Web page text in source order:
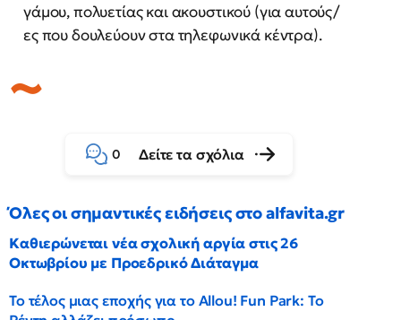
γάμου, πολυετίας και ακουστικού (για αυτούς/
ες που δουλεύουν στα τηλεφωνικά κέντρα).
0 Δείτε τα σχόλια
Όλες οι σημαντικές ειδήσεις στο alfavita.gr
Καθιερώνεται νέα σχολική αργία στις 26
Οκτωβρίου με Προεδρικό Διάταγμα
Το τέλος μιας εποχής για το Allou! Fun Park: Το